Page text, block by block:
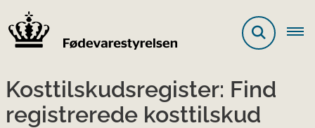
Kosttilskudsregister: Find
registrerede kosttilskud